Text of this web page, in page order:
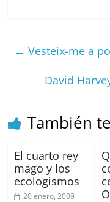
e
o
k
l s
A
p
← Vesteix-me a
David
También
El cuarto rey
mago y los
ecologismos
20 enero, 2009